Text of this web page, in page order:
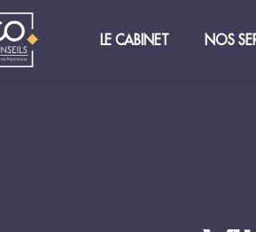
LE CABINET NOS